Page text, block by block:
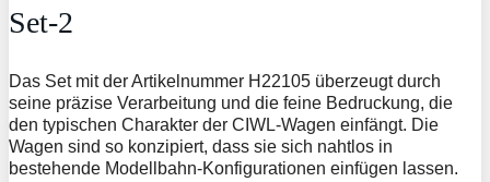
Set-2
Das Set mit der Artikelnummer H22105 überzeugt durch
seine präzise Verarbeitung und die feine Bedruckung, die
den typischen Charakter der CIWL-Wagen einfängt. Die
Wagen sind so konzipiert, dass sie sich nahtlos in
bestehende Modellbahn-Konfigurationen einfügen lassen.